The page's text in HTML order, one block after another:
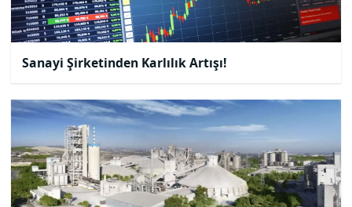
Sanayi Şirketinden Karlılık Artışı!